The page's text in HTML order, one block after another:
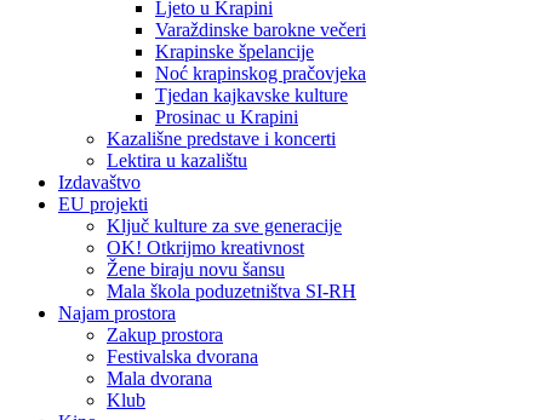
Ljeto u Krapini
Varaždinske barokne večeri
Krapinske špelancije
Noć krapinskog pračovjeka
Tjedan kajkavske kulture
Prosinac u Krapini
Kazališne predstave i koncerti
Lektira u kazalištu
Izdavaštvo
EU projekti
Ključ kulture za sve generacije
OK! Otkrijmo kreativnost
Žene biraju novu šansu
Mala škola poduzetništva SI-RH
Najam prostora
Zakup prostora
Festivalska dvorana
Mala dvorana
Klub